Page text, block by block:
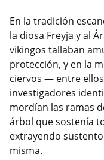
En la tradición
la diosa Freyja y al
vikingos tallaban
protección, y en la
ciervos — entre
investigadores
mordían las ramas
árbol que sostenía
extrayendo
misma.